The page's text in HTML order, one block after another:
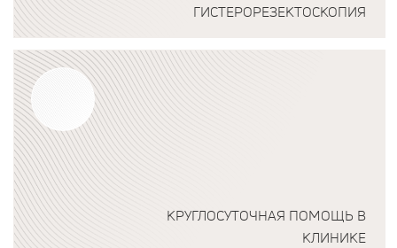
ГИСТЕРОРЕЗЕКТОСКОПИЯ
Подробнее о программе
КРУГЛОСУТОЧНАЯ ПОМОЩЬ В
КЛИНИКЕ